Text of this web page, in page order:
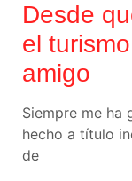
Desde
el
amigo
Siempre me ha
hecho a título
de